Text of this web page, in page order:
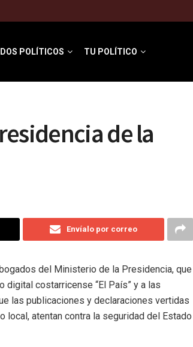
POLÍTICOS TU POLÍTICO
de la
Envíalo por correo
del Ministerio de la Presidencia, que
digital costarricense “El País” y a las
las publicaciones y declaraciones vertidas
local, atentan contra la seguridad del Estado